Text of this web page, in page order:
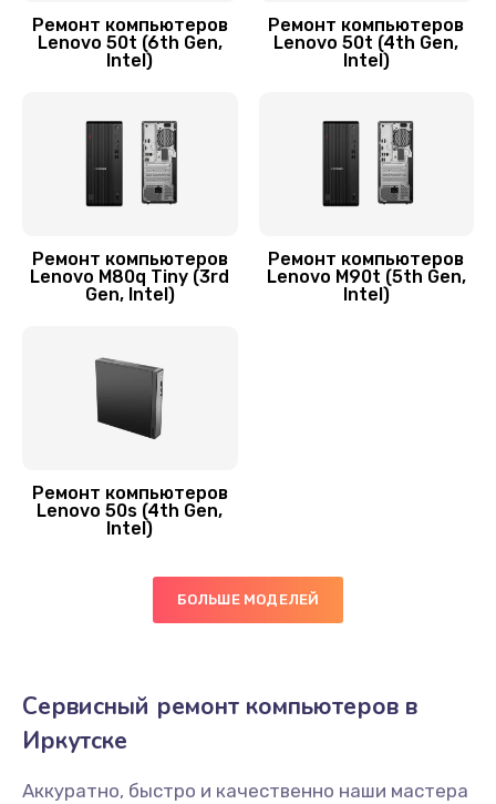
Ремонт компьютеров
Lenovo 50t (6th Gen,
Intel)
Ремонт компьютеров
Lenovo 50t (4th Gen,
Intel)
Ремонт компьютеров
Lenovo M80q Tiny (3rd
Gen, Intel)
Ремонт компьютеров
Lenovo M90t (5th Gen,
Intel)
Ремонт компьютеров
Lenovo 50s (4th Gen,
Intel)
БОЛЬШЕ МОДЕЛЕЙ
Сервисный ремонт компьютеров в
Иркутске
Аккуратно, быстро и качественно наши мастера